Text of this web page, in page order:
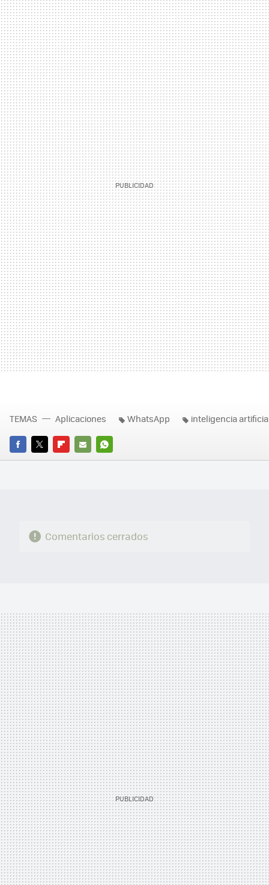
FACEBOOK
TWITTERFLIPBOARD
E-
WHATSAPP
TEMAS Aplicaciones WhatsApp inteligencia
Comentarios cerrados